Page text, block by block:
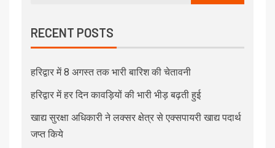
RECENT POSTS
हरिद्वार में 8 अगस्त तक भारी बारिश की चेतावनी
हरिद्वार में हर दिन कावड़ियों की भारी भीड़ बढ़ती हुई
खाद्य सुरक्षा अधिकारी ने लक्सर क्षेत्र से एक्सपायरी खाद्य पदार्थ
जप्त किये